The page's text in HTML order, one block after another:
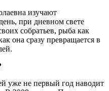
изучают
при дневном свете
собратьев, рыба как
она сразу превращается в
уже не первый год наводит